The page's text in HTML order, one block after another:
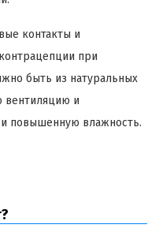
контакты и
при
быть из натуральных
вентиляцию и
повышенную влажность.